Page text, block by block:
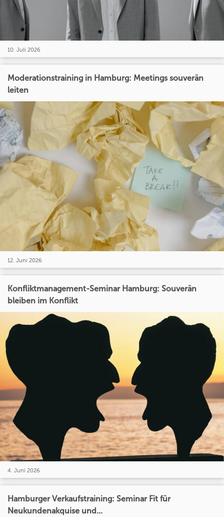
10. Juli 2026
Moderationstraining in Hamburg: Meetings souverän
leiten
12. Juni 2026
Konfliktmanagement-Seminar Hamburg: Souverän
bleiben im Konflikt
4. Juni 2026
Hamburger Verkaufstraining: Seminar Fit für
Neukundenakquise und...